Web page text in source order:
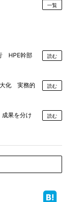
一覧
HPE幹部
読む
大化 実務的
読む
果を分け
読む